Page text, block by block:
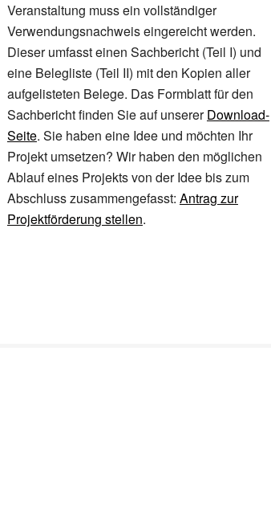
Veranstaltung muss ein vollständiger
Verwendungsnachweis eingereicht werden.
Dieser umfasst einen Sachbericht (Teil I) und
eine Belegliste (Teil II) mit den Kopien aller
aufgelisteten Belege. Das Formblatt für den
Sachbericht finden Sie auf unsererDownload-
Seite. Sie haben eine Idee und möchten Ihr
Projekt umsetzen? Wir haben den möglichen
Ablauf eines Projekts von der Idee bis zum
Abschluss zusammengefasst: Antrag zur
Projektförderung stellen.